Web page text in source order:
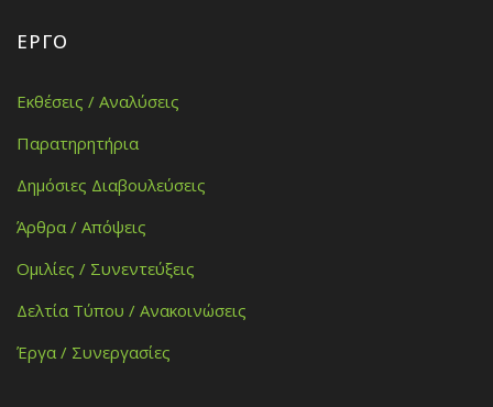
ΈΡΓΟ
Εκθέσεις / Αναλύσεις
Παρατηρητήρια
Δημόσιες Διαβουλεύσεις
Άρθρα / Απόψεις
Ομιλίες / Συνεντεύξεις
Δελτία Τύπου / Ανακοινώσεις
Έργα / Συνεργασίες